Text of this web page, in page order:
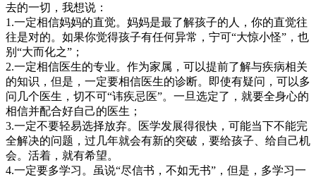
去的一切，我想说：
1.一定相信妈妈的直觉。妈妈是最了解孩子的人，你的直觉往
往是对的。如果你觉得孩子有任何异常，宁可“大惊小怪”，也
别“大而化之”；
2.一定相信医生的专业。作为家属，可以提前了解与疾病相关
的知识，但是，一定要相信医生的诊断。即使有疑问，可以多
问几个医生，切不可“讳疾忌医”。一旦选定了，就要全身心的
相信并配合好自己的医生；
3.一定不要轻易选择放弃。医学发展得很快，可能当下不能完
全解决的问题，过几年就会有新的突破，要给孩子、给自己机
会。活着，就有希望。
4.一定要多学习。虽说“尽信书，不如无书”，但是，多学习一